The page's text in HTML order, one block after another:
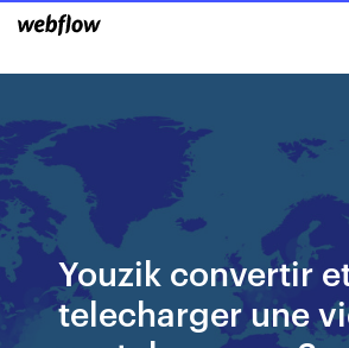
Youzik convertir
telecharger une